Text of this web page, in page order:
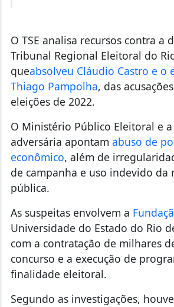
O TSE analisa recursos contra a
Tribunal Regional Eleitoral do Rio
queabsolveu Cláudio Castro e o
Thiago Pampolha, das
eleições de 2022.
O Ministério Público Eleitoral e
adversária apontam abuso de
econômico, além de
de campanha e uso indevido da
pública.
As suspeitas envolvem a
Universidade do Estado do Rio
com a contratação de milhares
concurso e a execução de
finalidade eleitoral.
Segundo as investigações, houve